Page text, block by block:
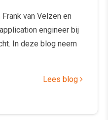
van Velzen en
engineer bij
In deze blog neem
Lees blog